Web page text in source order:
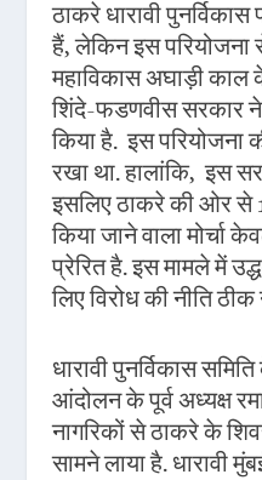
ठाकरे धारावी
हैं, लेकिन इस परियोजना
महाविकास अघाड़ी काल
शिंदे-फडणवीस सरकार ने
किया है. इस परियोजना
रखा था. हालांकि, इस
इसलिए ठाकरे की ओर से
किया जाने वाला मोर्चा
प्रेरित है. इस मामले में
लिए विरोध की नीति ठीक
धारावी पुनर्विकास
आंदोलन के पूर्व अध्यक्ष
नागरिकों से ठाकरे के
सामने लाया है. धारावी